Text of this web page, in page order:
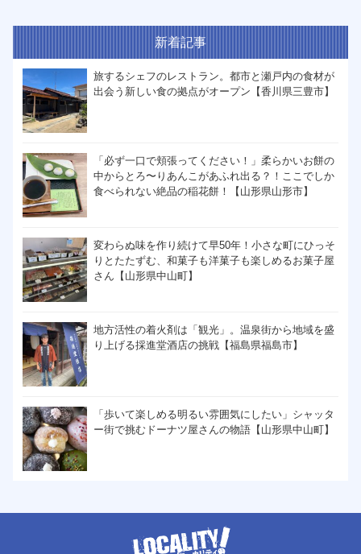
新着記事
旅するシェフのレストラン。都市と瀬戸内の食材が
出会う新しい食の拠点がオープン【香川県三豊市】
「必ず一口で頬張ってください！」柔らかいお餅の
中からとろ〜りあんこがあふれ出る？！ここでしか
食べられない絶品の稲花餅！【山形県山形市】
変わらぬ味を作り続けて早50年！小さな町にひっそ
りとたたずむ、和菓子も洋菓子も楽しめるお菓子屋
さん【山形県中山町】
地方活性の着火剤は「観光」。温泉街から地域を盛
り上げる採進堂酒店の挑戦【福島県福島市】
「歩いて楽しめる明るい雰囲気にしたい」シャッタ
ー街で挑むドーナツ屋さんの物語【山形県中山町】